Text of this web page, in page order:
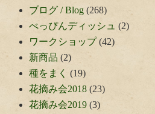
ブログ / Blog (268)
べっぴんディッシュ (2)
ワークショップ(42)
新商品 (2)
種をまく (19)
花摘み会2018 (23)
花摘み会2019 (3)